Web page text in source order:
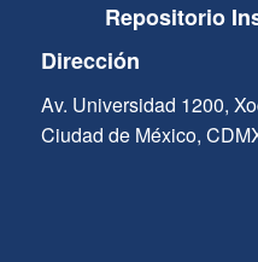
Repositorio
Dirección
Av. Universidad 1200,
Ciudad de México,